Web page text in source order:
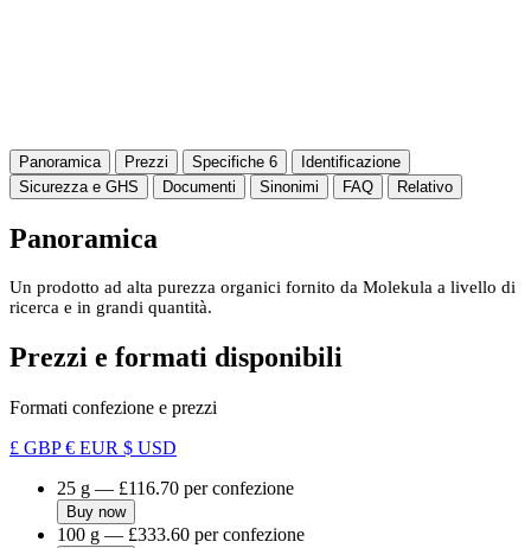
Panoramica Prezzi Specifiche 6
Identificazione
Sicurezza e GHS
Documenti Sinonimi FAQ Relativo
Panoramica
Un prodotto ad alta purezza organici fornito da Molekula a livello di
ricerca e in grandi quantità.
Prezzi e formati disponibili
Formati confezione e prezzi
£ GBP€ EUR $ USD
25 g — £116.70 per confezione
Buy now
100 g — £333.60 per confezione